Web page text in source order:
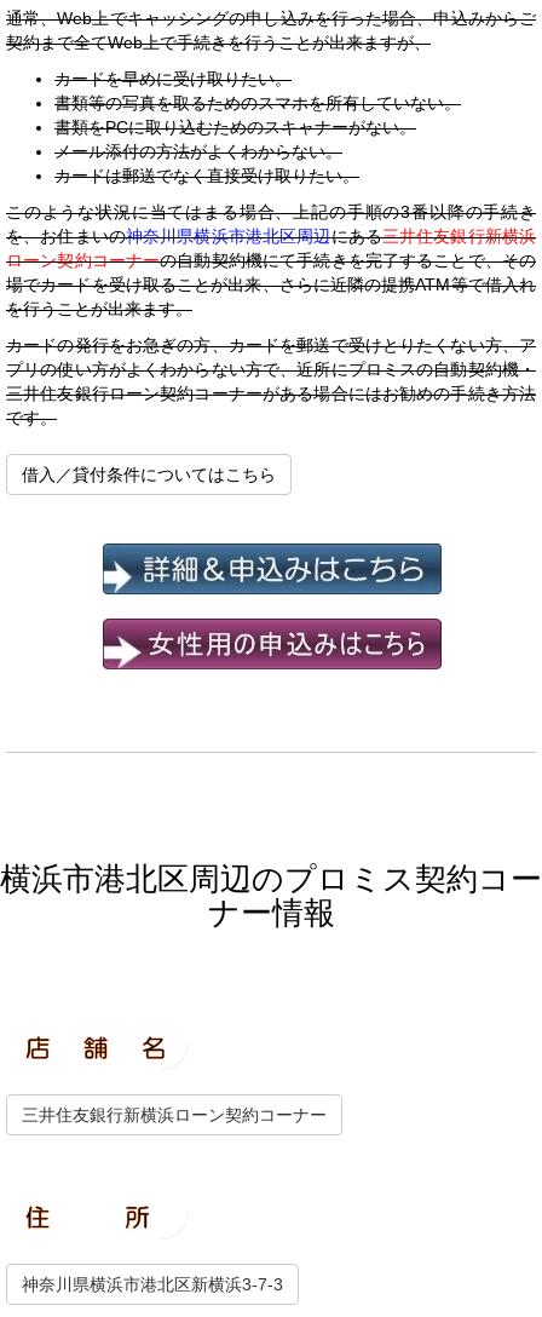
通常、Web上でキャッシングの申し込みを行った場合、申込みからご
契約まで全てWeb上で手続きを行うことが出来ますが、
カードを早めに受け取りたい。
書類等の写真を取るためのスマホを所有していない。
書類をPCに取り込むためのスキャナーがない。
メール添付の方法がよくわからない。
カードは郵送でなく直接受け取りたい。
このような状況に当てはまる場合、上記の手順の3番以降の手続き
を、お住まいの神奈川県横浜市港北区周辺にある三井住友銀行新横浜
ローン契約コーナーの自動契約機にて手続きを完了することで、その
場でカードを受け取ることが出来、さらに近隣の提携ATM等で借入れ
を行うことが出来ます。
カードの発行をお急ぎの方、カードを郵送で受けとりたくない方、ア
プリの使い方がよくわからない方で、近所にプロミスの自動契約機・
三井住友銀行ローン契約コーナーがある場合にはお勧めの手続き方法
です。
借入／貸付条件についてはこちら
横浜市港北区周辺のプロミス契約コー
ナー情報
三井住友銀行新横浜ローン契約コーナー
神奈川県横浜市港北区新横浜3-7-3